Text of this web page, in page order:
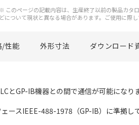
※ このページの記載内容は、生産終了以前の製品カタ
どについて現状と異なる場合があります。ご使用に際
/性能 外形寸法 ダウンロード
とGP-IB機器との間で通信が可能になりま
ースIEEE-488-1978（GP-IB）に準拠し